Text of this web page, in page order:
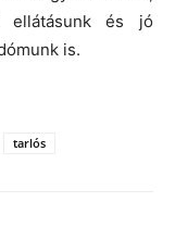
ellátásunk és jó
is.
tarlós